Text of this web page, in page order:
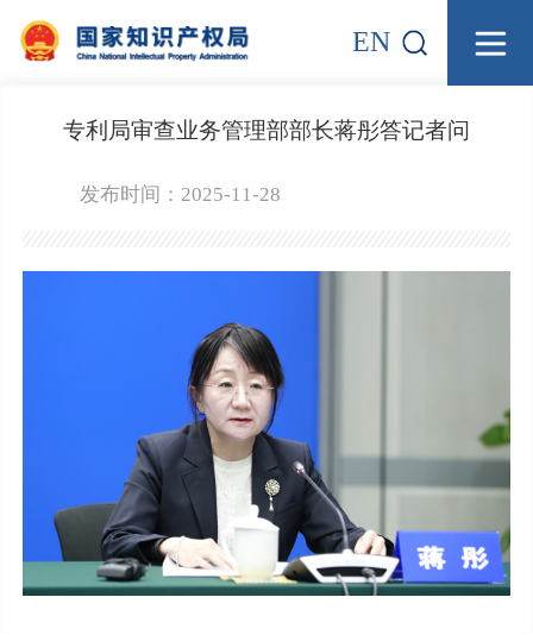
EN
专利局审查业务管理部部长蒋彤答记者问
发布时间：2025-11-28